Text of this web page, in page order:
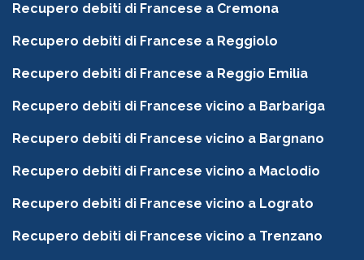
Recupero debiti di Francese a Cremona
Recupero debiti di Francese a Reggiolo
Recupero debiti di Francese a Reggio Emilia
Recupero debiti di Francese vicino a Barbariga
Recupero debiti di Francese vicino a Bargnano
Recupero debiti di Francese vicino a Maclodio
Recupero debiti di Francese vicino a Lograto
Recupero debiti di Francese vicino a Trenzano